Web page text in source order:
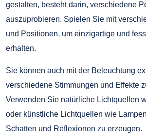
gestalten, besteht darin, verschiedene
auszuprobieren. Spielen Sie mit
und Positionen, um einzigartige und
erhalten.
Sie können auch mit der Beleuchtung
verschiedene Stimmungen und Effekte
Verwenden Sie natürliche Lichtquellen
oder künstliche Lichtquellen wie
Schatten und Reflexionen zu erzeugen.